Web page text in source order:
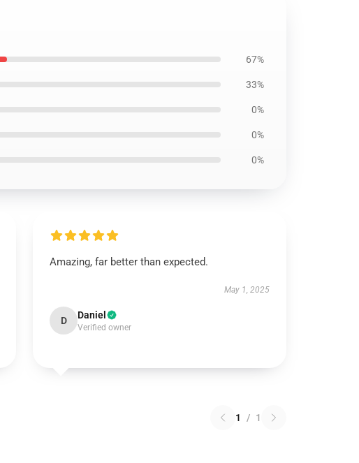
67%
33%
0%
0%
0%
Amazing, far better than expected.
May 1, 2025
D Daniel
Verified owner
1 / 1